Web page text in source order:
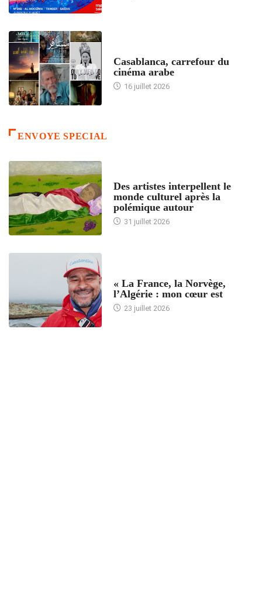
Casablanca, carrefour du
cinéma arabe
16 juillet 2026
ENVOYE SPECIAL
Des artistes interpellent le
monde culturel après la
polémique autour
31 juillet 2026
« La France, la Norvège,
l’Algérie : mon cœur est
23 juillet 2026